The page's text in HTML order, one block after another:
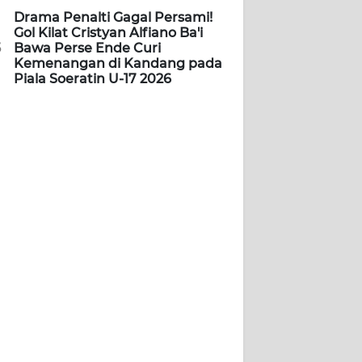
Drama Penalti Gagal Persami!
Gol Kilat Cristyan Alfiano Ba'i
Bawa Perse Ende Curi
Kemenangan di Kandang pada
Piala Soeratin U-17 2026